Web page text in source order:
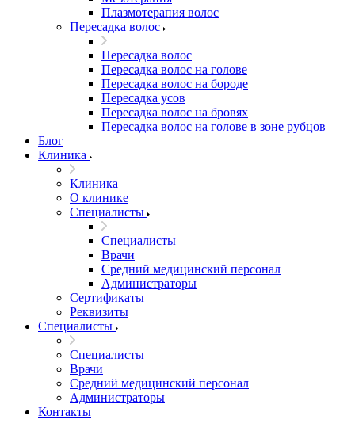
Плазмотерапия волос
Пересадка волос
Пересадка волос
Пересадка волос на голове
Пересадка волос на бороде
Пересадка усов
Пересадка волос на бровях
Пересадка волос на голове в зоне рубцов
Блог
Клиника
Клиника
О клинике
Специалисты
Специалисты
Врачи
Средний медицинский персонал
Администраторы
Сертификаты
Реквизиты
Специалисты
Специалисты
Врачи
Средний медицинский персонал
Администраторы
Контакты